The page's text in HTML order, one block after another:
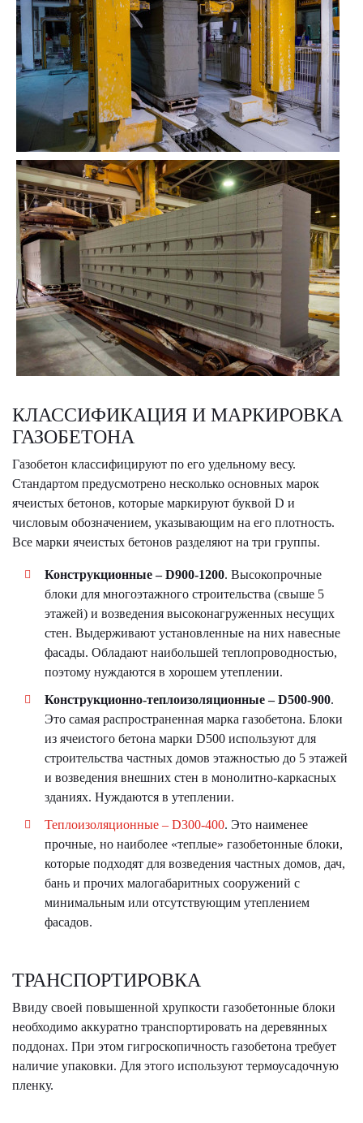
КЛАССИФИКАЦИЯ И МАРКИРОВКА
ГАЗОБЕТОНА
Газобетон классифицируют по его удельному весу.
Стандартом предусмотрено несколько основных марок
ячеистых бетонов, которые маркируют буквой D и
числовым обозначением, указывающим на его плотность.
Все марки ячеистых бетонов разделяют на три группы.
Конструкционные – D900-1200. Высокопрочные
блоки для многоэтажного строительства (свыше 5
этажей) и возведения высоконагруженных несущих
стен. Выдерживают установленные на них навесные
фасады. Обладают наибольшей теплопроводностью,
поэтому нуждаются в хорошем утеплении.
Конструкционно-теплоизоляционные – D500-900.
Это самая распространенная марка газобетона. Блоки
из ячеистого бетона марки D500 используют для
строительства частных домов этажностью до 5 этажей
и возведения внешних стен в монолитно-каркасных
зданиях. Нуждаются в утеплении.
Теплоизоляционные – D300-400. Это наименее
прочные, но наиболее «теплые» газобетонные блоки,
которые подходят для возведения частных домов, дач,
бань и прочих малогабаритных сооружений с
минимальным или отсутствующим утеплением
фасадов.
ТРАНСПОРТИРОВКА
Ввиду своей повышенной хрупкости газобетонные блоки
необходимо аккуратно транспортировать на деревянных
поддонах. При этом гигроскопичность газобетона требует
наличие упаковки. Для этого используют термоусадочную
пленку.